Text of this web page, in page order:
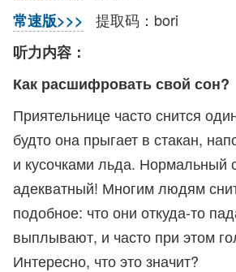
常速版>>>
提取码：bori
听力内容：
Как расшифровать свой сон?
Приятельнице часто снится
будто она прыгает в стакан,
и кусочками льда. Нормальный
адекватный! Многим людям
подобное: что они откуда-то
выплывают, и часто при этом
Интересно, что это значит?